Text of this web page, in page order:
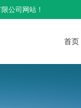
公司网站！
首页